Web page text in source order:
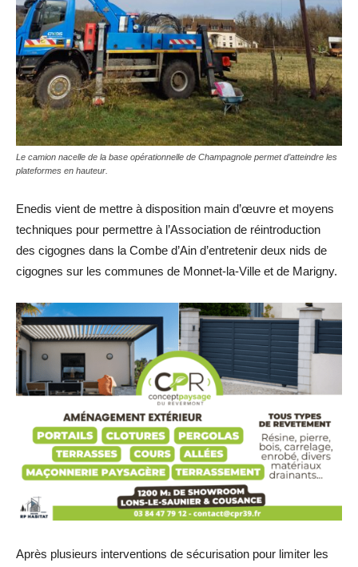
Le camion nacelle de la base opérationnelle de Champagnole permet d’atteindre les
plateformes en hauteur.
Enedis vient de mettre à disposition main d’œuvre et moyens
techniques pour permettre à l’Association de réintroduction
des cigognes dans la Combe d’Ain d’entretenir deux nids de
cigognes sur les communes de Monnet-la-Ville et de Marigny.
Après plusieurs interventions de sécurisation pour limiter les